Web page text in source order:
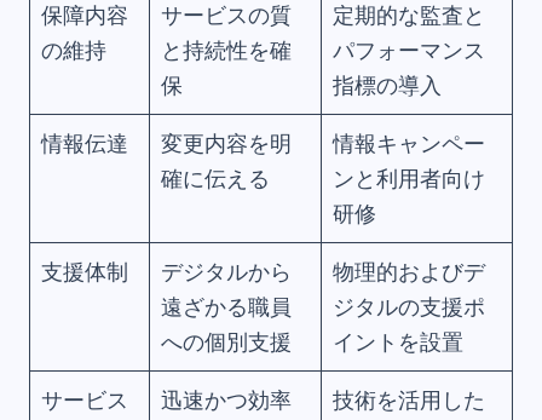
保障内容
の維持
サービスの質
と持続性を確
保
定期的な監査と
パフォーマンス
指標の導入
情報伝達
変更内容を明
確に伝える
情報キャンペー
ンと利用者向け
研修
支援体制
デジタルから
遠ざかる職員
への個別支援
物理的およびデ
ジタルの支援ポ
イントを設置
サービス
迅速かつ効率
技術を活用した